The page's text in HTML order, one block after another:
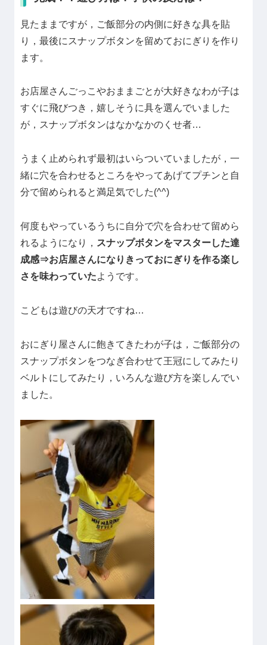
見たままですが，ご飯部分の内側に好きな具を貼
り，最後にスナップボタンを留めておにぎりを作り
ます。
お店屋さんごっこやおままごとが大好きなわが子は
すぐに飛びつき，嬉しそうに具を選んでいました
が，スナップボタンはなかなかのくせ者…
うまく止められず最初はいらついていましたが，一
緒に穴を合わせるところをやってあげてプチンと自
分で留められると満足気でした(^^)
何度もやっているうちに自分で穴を合わせて留めら
れるようになり， スナップボタンをマスターした達
成感⇒お店屋さんになりきっておにぎりを作る楽し
さを味わっていたようです。
こどもは遊びの天才ですね…
おにぎり屋さんに飽きてきたわが子は，ご飯部分の
スナップボタンをつなぎ合わせて王冠にしてみたり
ベルトにしてみたり，いろんな遊び方を楽しんでい
ました。